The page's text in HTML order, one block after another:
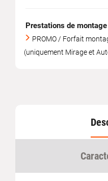
Prestations de montage
PROMO / Forfait
(uniquement Mirage et